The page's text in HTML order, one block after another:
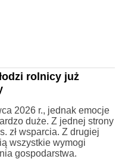
rolnicy już
2026 r., jednak emocje
duże. Z jednej strony
zł wsparcia. Z drugiej
wszystkie wymogi
gospodarstwa.